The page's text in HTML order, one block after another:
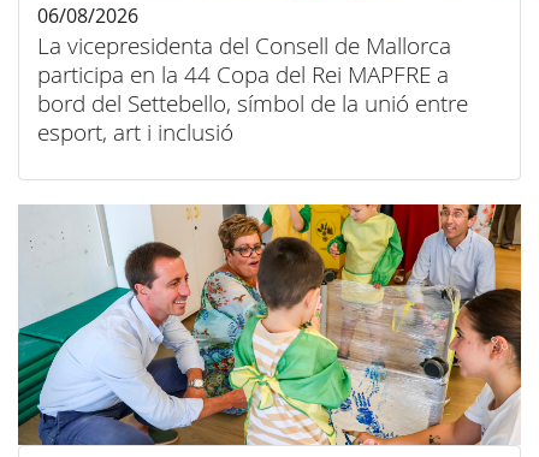
La vicepresidenta del Consell de Mallorca
participa en la 44 Copa del Rei MAPFRE a
bord del Settebello, símbol de la unió entre
esport, art i inclusió
06/08/2026